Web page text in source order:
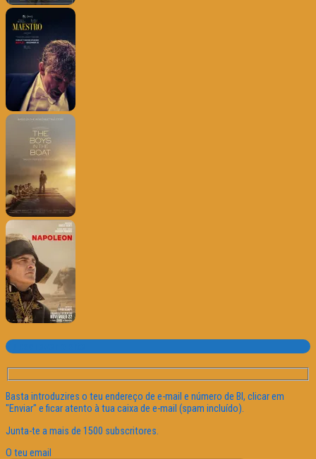
Subscrever o site
Basta introduzires o teu endereço de e-mail e número de BI, clicar em
"Enviar" e ficar atento à tua caixa de e-mail (spam incluído).
Junta-te a mais de 1500 subscritores.
O teu email